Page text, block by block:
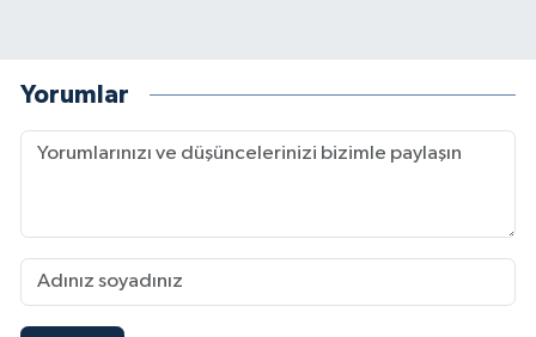
Yorumlar